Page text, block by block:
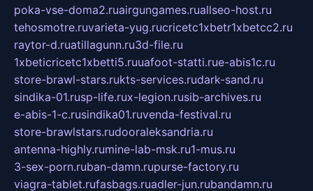
poka-vse-doma2.ruairgungames.ruallseo-host.ru
tehosmotre.ruvarieta-yug.rucricetc1xbetr1xbetcc2.ru
raytor-d.ruatillagunn.ru3d-file.ru
1xbeticricetc1xbetti5.ruuafoot-statti.rue-abis1c.ru
store-brawl-stars.rukts-services.rudark-sand.ru
sindika-01.rusp-life.rux-legion.rusib-archives.ru
e-abis-1-c.rusindika01.ruvenda-festival.ru
store-brawlstars.rudooraleksandria.ru
antenna-highly.rumine-lab-msk.ru1-mus.ru
3-sex-porn.ruban-damn.rupurse-factory.ru
viagra-tablet.rufasbags.ruadler-jun.rubandamn.ru